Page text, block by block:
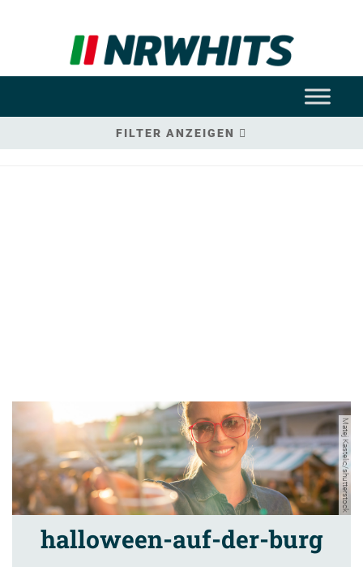
FILTER ANZEIGEN
Matej Kastelic/shutterstock
halloween-auf-der-burg